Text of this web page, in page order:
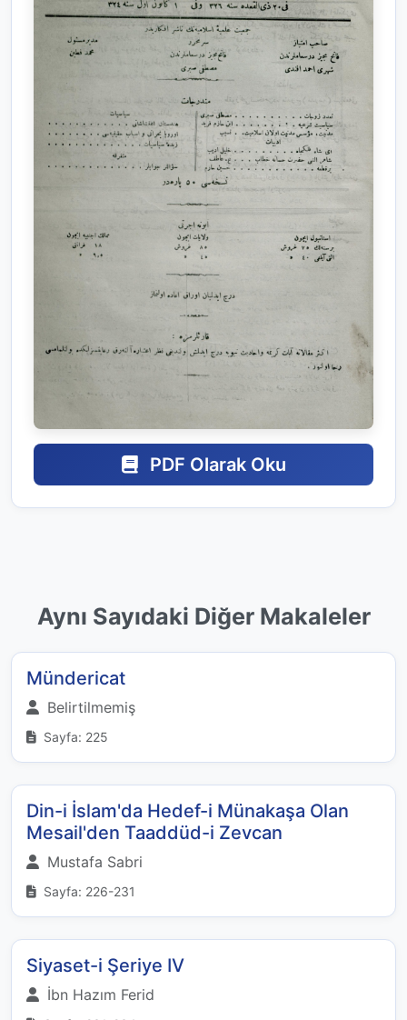
PDF Olarak Oku
Aynı Sayıdaki Diğer Makaleler
Mündericat
Belirtilmemiş
Sayfa: 225
Din-i İslam'da Hedef-i Münakaşa Olan
Mesail'den Taaddüd-i Zevcan
Mustafa Sabri
Sayfa: 226-231
Siyaset-i Şeriye IV
İbn Hazım Ferid